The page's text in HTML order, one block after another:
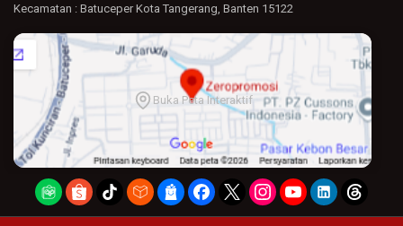
Kecamatan : Batuceper Kota Tangerang, Banten 15122
Buka Peta Interaktif